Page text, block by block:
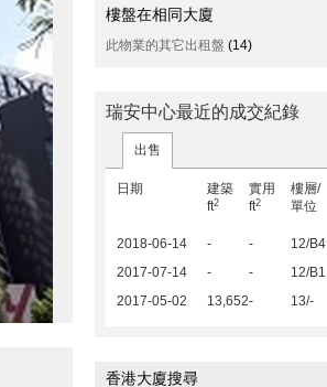
>
樓盤在相同大廈
此物業的其它出租盤 (14)
瑞安中心最近的成交紀錄
出售
日期
建築
ft2
實用
ft2
樓層/
單位
2018-06-14 - - 12/B4
2017-07-14
- - 12/B1
2017-05-02
13,652- 13/-
香港大廈搜尋